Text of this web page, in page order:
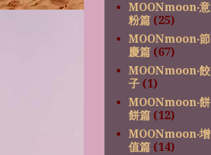
MOONmoon‧意
粉篇 (25)
MOONmoon‧節
慶篇 (67)
MOONmoon‧餃
子 (1)
MOONmoon‧餅
餅篇 (12)
MOONmoon‧增
值篇 (14)